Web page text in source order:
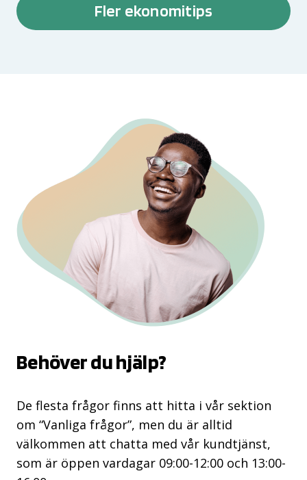
Fler ekonomitips
Behöver du hjälp?
De flesta frågor finns att hitta i vår sektion
om “Vanliga frågor”, men du är alltid
välkommen att chatta med vår kundtjänst,
som är öppen vardagar 09:00-12:00 och 13:00-